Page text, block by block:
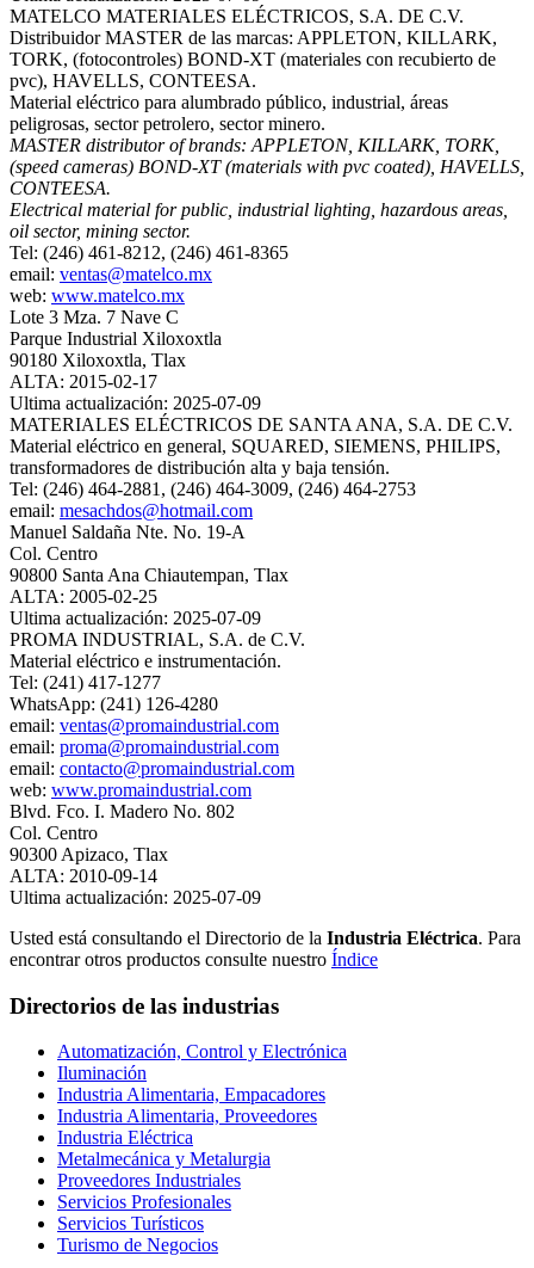
MATELCO MATERIALES ELÉCTRICOS, S.A. DE C.V.
Distribuidor MASTER de las marcas: APPLETON, KILLARK,
TORK, (fotocontroles) BOND-XT (materiales con recubierto de
pvc), HAVELLS, CONTEESA.
Material eléctrico para alumbrado público, industrial, áreas
peligrosas, sector petrolero, sector minero.
MASTER distributor of brands: APPLETON, KILLARK, TORK,
(speed cameras) BOND-XT (materials with pvc coated), HAVELLS,
CONTEESA.
Electrical material for public, industrial lighting, hazardous areas,
oil sector, mining sector.
Tel: (246) 461-8212, (246) 461-8365
email: ventas@matelco.mx
web: www.matelco.mx
Lote 3 Mza. 7 Nave C
Parque Industrial Xiloxoxtla
90180 Xiloxoxtla, Tlax
ALTA: 2015-02-17
Ultima actualización: 2025-07-09
MATERIALES ELÉCTRICOS DE SANTA ANA, S.A. DE C.V.
Material eléctrico en general, SQUARED, SIEMENS, PHILIPS,
transformadores de distribución alta y baja tensión.
Tel: (246) 464-2881, (246) 464-3009, (246) 464-2753
email: mesachdos@hotmail.com
Manuel Saldaña Nte. No. 19-A
Col. Centro
90800 Santa Ana Chiautempan, Tlax
ALTA: 2005-02-25
Ultima actualización: 2025-07-09
PROMA INDUSTRIAL, S.A. de C.V.
Material eléctrico e instrumentación.
Tel: (241) 417-1277
WhatsApp: (241) 126-4280
email: ventas@promaindustrial.com
email: proma@promaindustrial.com
email: contacto@promaindustrial.com
web: www.promaindustrial.com
Blvd. Fco. I. Madero No. 802
Col. Centro
90300 Apizaco, Tlax
ALTA: 2010-09-14
Ultima actualización: 2025-07-09
Usted está consultando el Directorio de la Industria Eléctrica. Para
encontrar otros productos consulte nuestro Índice
Directorios de las industrias
Automatización, Control y Electrónica
Iluminación
Industria Alimentaria, Empacadores
Industria Alimentaria, Proveedores
Industria Eléctrica
Metalmecánica y Metalurgia
Proveedores Industriales
Servicios Profesionales
Servicios Turísticos
Turismo de Negocios